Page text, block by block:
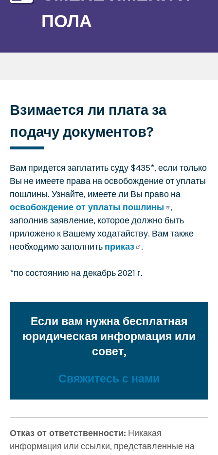
ПОЛА
Взимается ли плата за
подачу документов?
Вам придется заплатить суду $435*, если только
Вы не имеете права на освобождение от уплаты
пошлины. Узнайте, имеете ли Вы право на
освобождение от уплаты пошлины
,
заполнив заявление, которое должно быть
приложено к Вашему ходатайству. Вам также
необходимо заполнить приказ .
*по состоянию на декабрь 2021 г.
Если вам нужна бесплатная
юридическая информация или
совет,
Свяжитесь с нами
Отказ от ответственности: Никакая
информация или ссылки, представленные на